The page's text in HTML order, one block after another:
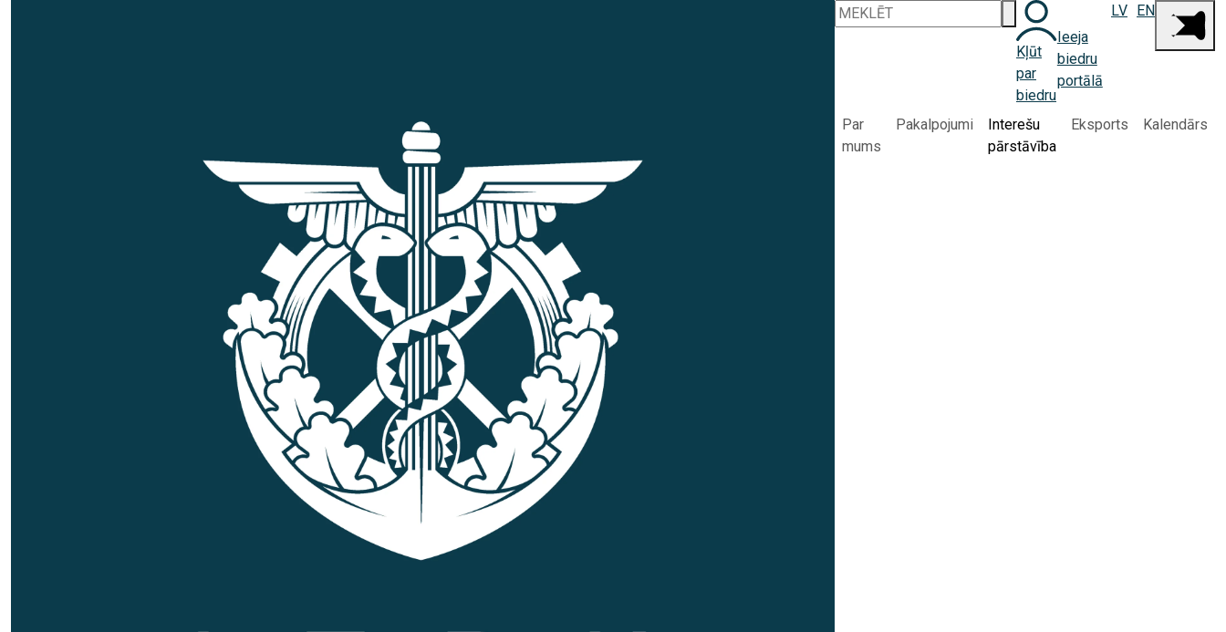
Kļūt
par
biedru
Ieeja
biedru
portālā
LV EN
Par
mums
Pakalpojumi
Interešu
pārstāvība
Eksports Kalendārs